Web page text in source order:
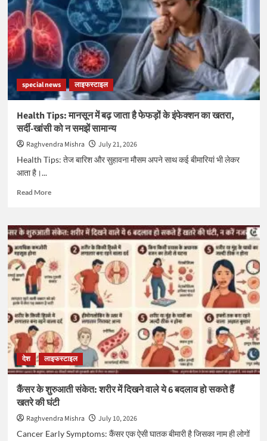
आकर्षण
के
सिद्धांत
का
जीवित
प्रमाण
यह
वास्तविक
special news लाइफस्टाइल
Health Tips: मानसून में बढ़ जाता है फेफड़ों के इंफेक्शन का खतरा,
सर्दी-खांसी को न समझें सामान्य
Raghvendra Mishra
July 21, 2026
Health Tips: तेज बारिश और सुहावना मौसम अपने साथ कई बीमारियां भी लेकर
आता है।...
Read MoreRead
Health
Tips:
में
बढ़
जाता
फेफड़ों
के
इंफेक्शन
का
खतरा,
सर्दी-
खांसी
न
समझें
सामान्य
देश लाइफस्टाइल
कैंसर के शुरुआती संकेत: शरीर में दिखने वाले ये 6 बदलाव हो सकते हैं
खतरे की घंटी
Raghvendra Mishra
July 10, 2026
Cancer Early Symptoms: कैंसर एक ऐसी घातक बीमारी है जिसका नाम ही लोगों